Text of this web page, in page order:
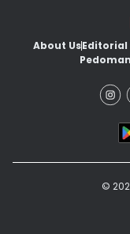
About UsEditorial
©